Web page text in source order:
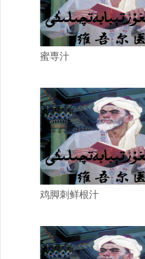
蜜専汁
鸡脚刺鲜根汁